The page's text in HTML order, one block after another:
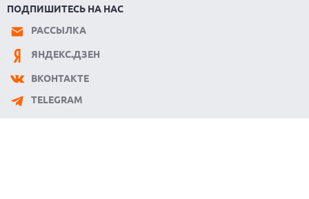
ПОДПИШИТЕСЬ НА НАС
РАССЫЛКА
ЯНДЕКС.ДЗЕН
ВКОНТАКТЕ
TELEGRAM